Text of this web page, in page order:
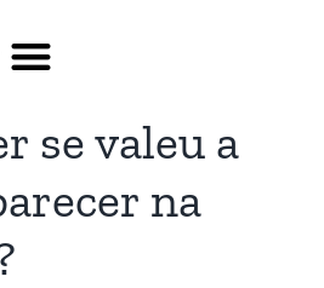
se valeu a
na